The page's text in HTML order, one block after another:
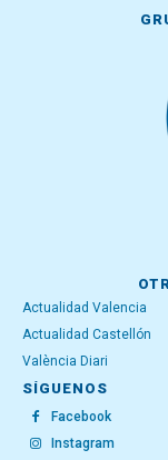
Actualidad Valencia
Actualidad Castellón
València Diari
SÍGUENOS
Facebook
Instagram